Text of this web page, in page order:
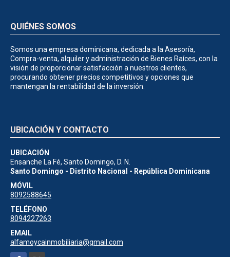
QUIÉNES SOMOS
Somos una empresa dominicana, dedicada a la Asesoría,
Compra-venta, alquiler y administración de Bienes Raíces, con la
visión de proporcionar satisfacción a nuestros clientes,
procurando obtener precios competitivos y opciones que
mantengan la rentabilidad de la inversión.
UBICACIÓN Y CONTACTO
UBICACIÓN
Ensanche La Fé, Santo Domingo, D. N.
Santo Domingo - Distrito Nacional - República Dominicana
MÓVIL
8092588645
TELÉFONO
8094227263
EMAIL
alfamoycainmobiliaria@gmail.com